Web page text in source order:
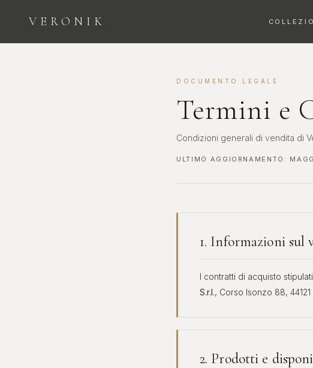
VERONIK
INVESTIMENTO E
DOCUMENTO LEGALE
Termini e
Condizioni generali di vendita di
ULTIMO AGGIORNAMENTO:
1. Informazioni sul
I contratti di acquisto
S.r.l., Corso Isonzo 88,
2. Prodotti e